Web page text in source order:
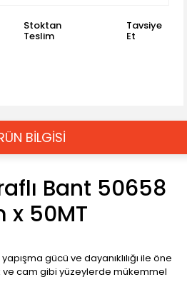
Stoktan
Teslim
Tavsiye
Et
BİLGİSİ
Bant 50658
x 50MT
gücü ve dayanıklılığı ile öne
ve cam gibi yüzeylerde mükemmel